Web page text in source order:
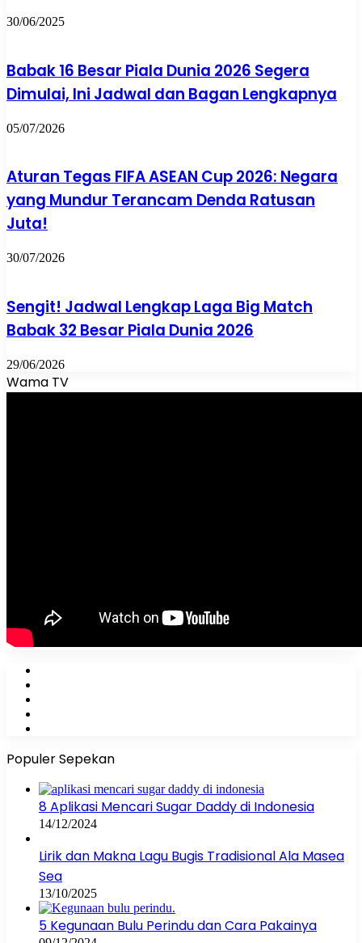
30/06/2025
Babak 16 Besar Piala Dunia 2026 Segera
Dimulai, Ini Jadwal dan Bagan Lengkapnya
05/07/2026
Aturan Tegas FIFA ASEAN Cup 2026: Negara
yang Mundur Terancam Denda Ratusan
Juta!
30/07/2026
Sengit! Jadwal Lengkap Laga Big Match
Babak 32 Besar Piala Dunia 2026
29/06/2026
Wama TV
Populer Sepekan
8 Aplikasi Mencari Sugar Daddy di Indonesia
14/12/2024
Lirik dan Makna Lagu Bugis Tradisional Ala Masea
Sea
13/10/2025
5 Kegunaan Bulu Perindu dan Cara Pakainya